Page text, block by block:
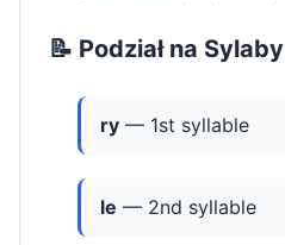
📝 Podział na Sylaby
ry — 1st syllable
le — 2nd syllable